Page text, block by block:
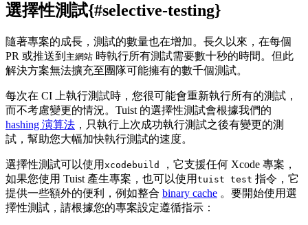
選擇性測試{#selective-testing}
隨著專案的成長，測試的數量也在增加。長久以來，在每個
PR 或推送到 主網站 時執行所有測試需要數十秒的時間。但此
解決方案無法擴充至團隊可能擁有的數千個測試。
每次在 CI 上執行測試時，您很可能會重新執行所有的測試，
而不考慮變更的情況。Tuist 的選擇性測試會根據我們的
hashing 演算法 ，只執行上次成功執行測試之後有變更的測
試，幫助您大幅加快執行測試的速度。
選擇性測試可以使用 xcodebuild
，它支援任何 Xcode 專案，
如果您使用 Tuist 產生專案，也可以使用 tuist test 指令，它
提供一些額外的便利，例如整合 binary cache 。要開始使用選
擇性測試，請根據您的專案設定遵循指示：